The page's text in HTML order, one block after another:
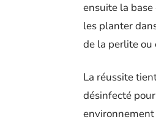
ensuite la
les planter
de la perlite ou
La réussite
désinfecté
environnement